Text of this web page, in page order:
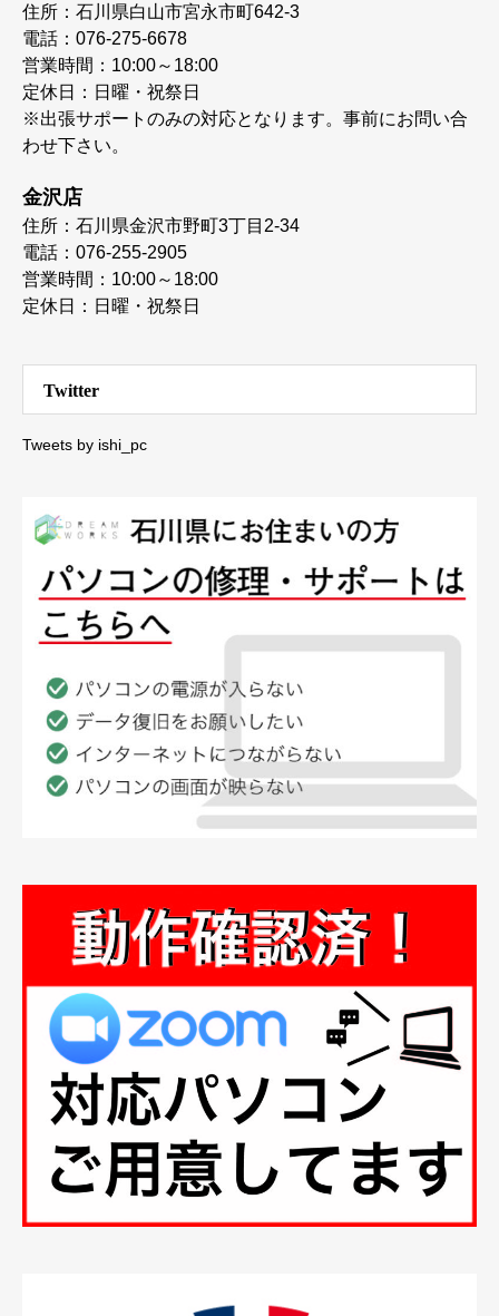
住所：石川県白山市宮永市町642-3
電話：076-275-6678
営業時間：10:00～18:00
定休日：日曜・祝祭日
※出張サポートのみの対応となります。事前にお問い合
わせ下さい。
金沢店
住所：石川県金沢市野町3丁目2-34
電話：076-255-2905
営業時間：10:00～18:00
定休日：日曜・祝祭日
Twitter
Tweets by ishi_pc